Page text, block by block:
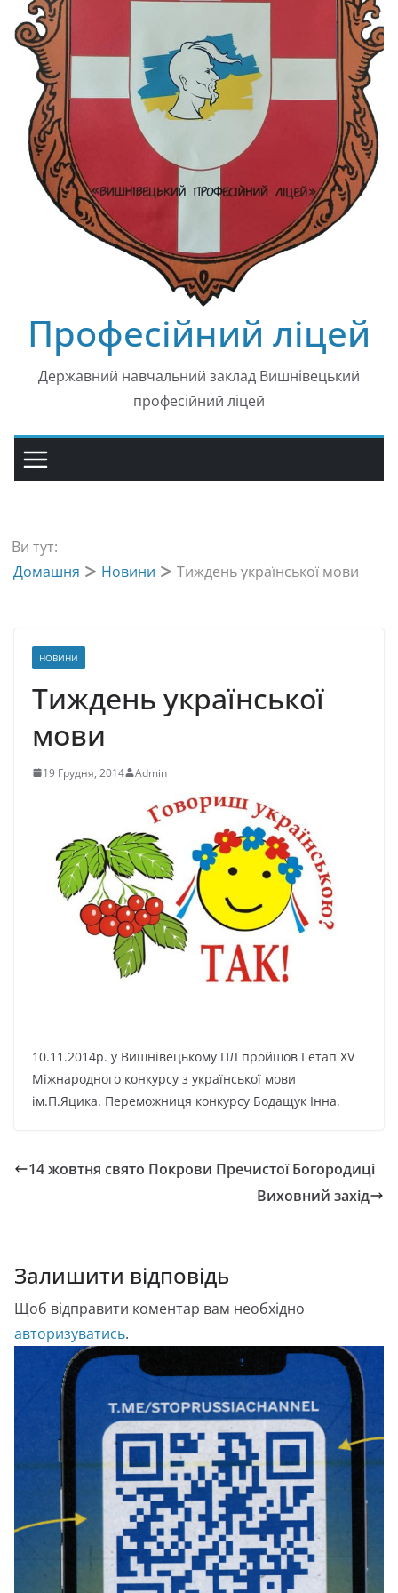
Професійний ліцей
Державний навчальний заклад Вишнівецький
професійний ліцей
Ви тут:
Домашня
Новини Тиждень української мови
НОВИНИ
Тиждень української
мови
19 Грудня, 2014 Admin
10.11.2014р. у Вишнівецькому ПЛ пройшов І етап XV
Міжнародного конкурсу з української мови
ім.П.Яцика. Переможниця конкурсу Бодащук Інна.
14 жовтня свято Покрови Пречистої Богородиці
Виховний захід
Залишити відповідь
Щоб відправити коментар вам необхідно
авторизуватись.